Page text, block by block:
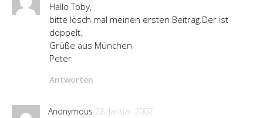
Hallo Toby,
bitte lösch mal meinen ersten Beitrag.Der ist
doppelt.
Grüße aus München
Peter
Antworten
Anonymous 28. Januar 2007